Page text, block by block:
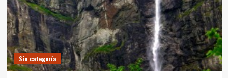
Sin categoría